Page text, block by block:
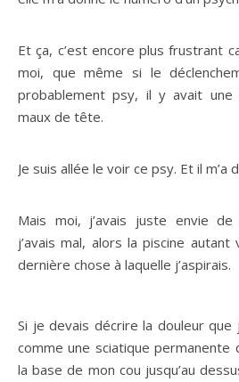
Et ça, c’est encore plus frustrant
moi, que même si le
probablement psy, il y avait une
maux de tête.
Je suis allée le voir ce psy. Et il m’a
Mais moi, j’avais juste envie
j’avais mal, alors la piscine autant
dernière chose à laquelle j’aspirais.
Si je devais décrire la douleur
comme une sciatique
la base de mon cou jusqu’au